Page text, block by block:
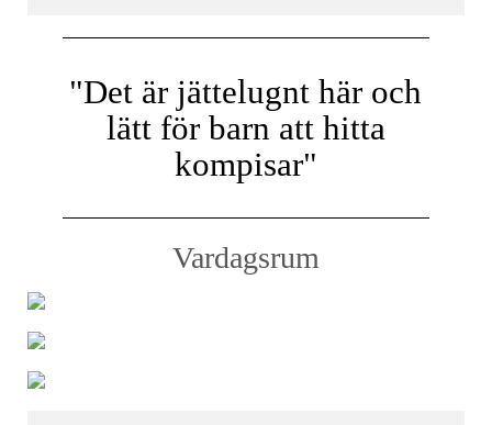
"Det är jättelugnt här och
lätt för barn att hitta
kompisar"
Vardagsrum